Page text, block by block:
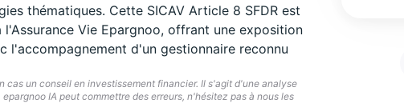
thématiques. Cette SICAV Article 8 SFDR est
Vie Epargnoo, offrant une exposition
l'accompagnement d'un gestionnaire reconnu
un conseil en investissement financier. Il s'agit d'une analyse
IA peut commettre des erreurs, n'hésitez pas à nous les